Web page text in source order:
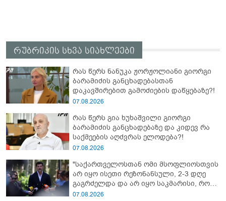
რუბრიკის სხვა სიახლეები
რას წერს ნანუკა ჟორჟოლიანი გიორგი
ბარამიძის განცხადებასთან
დაკავშირებით გამოძიების დაწყებაზე?!
07.08.2026
რას წერს გია ხუხაშვილი გიორგი
ბარამიძის განცხადებაზე და კიდევ რა
საქმეების აღძვრას ელოდება?!
07.08.2026
"საქართველოსთან ომი მსოფლიოსთვის
არ იყო ისეთი რეზონანსული, 2-3 დღე
გაგრძელდა და არ იყო საკმარისი, რომ
რუსეთისა და რუსი ხალხის წინააღმდეგ
07.08.2026